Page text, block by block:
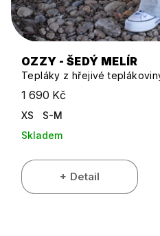
OZZY - ŠEDÝ MELÍR
Tepláky z hřejivé
1 690 Kč
XS
S-M
Skladem
Detail